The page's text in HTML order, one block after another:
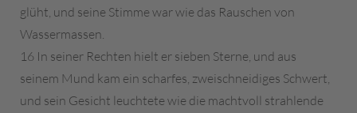
glüht, und seine Stimme war wie das Rauschen von
Wassermassen.
16 In seiner Rechten hielt er sieben Sterne, und aus
seinem Mund kam ein scharfes, zweischneidiges Schwert,
und sein Gesicht leuchtete wie die machtvoll strahlende